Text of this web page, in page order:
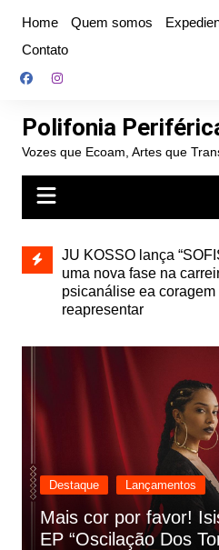
conteúdo
Home Quem somos
Contato
Polifonia
Vozes que Ecoam, Artes que
e abre
autoral,
Projota relança a
de 2010, nas
Destaque Lançamentos
Rashid vai buscar
referencias do clipe